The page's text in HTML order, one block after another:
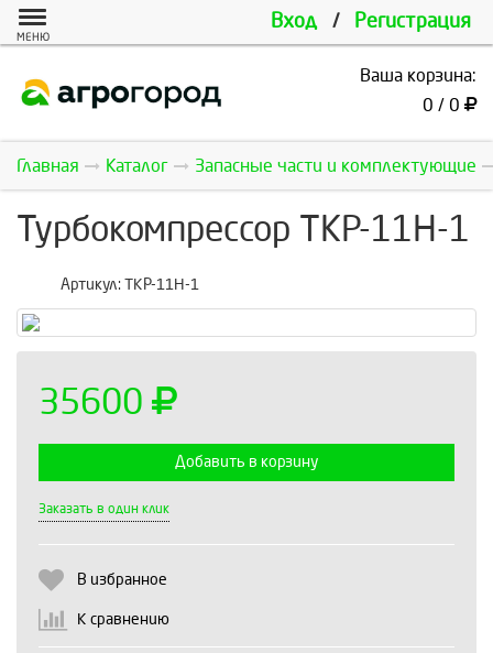
Вход / Регистрация
МЕНЮ
Ваша корзина:
0 / 0
Главная Каталог Запасные части и комплектующие
Турбокомпрессор ТКР-11Н-1
Артикул: ТКР-11Н-1
35600
Добавить в корзину
Заказать в один клик
В избранное
К сравнению